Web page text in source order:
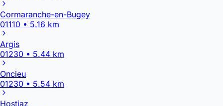
Cormaranche-en-Bugey
01110 • 5.16 km
Argis
01230 • 5.44 km
Oncieu
01230 • 5.54 km
Hostiaz